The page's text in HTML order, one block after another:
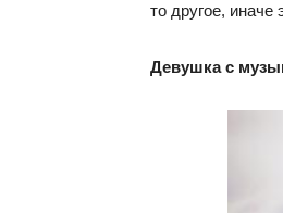
то другое,
Девушка с